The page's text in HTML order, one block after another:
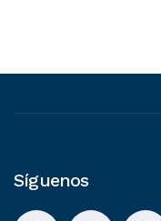
Síguenos